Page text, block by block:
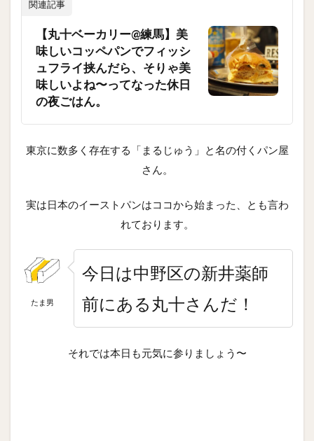
関連記事
【丸十ベーカリー@練馬】美
味しいコッペパンでフィッシ
ュフライ挟んだら、そりゃ美
味しいよね〜ってなった休日
の夜ごはん。
東京に数多く存在する「まるじゅう」と名の付くパン屋
さん。
実は日本のイーストパンはココから始まった、とも言わ
れております。
たま男
今日は中野区の新井薬師
前にある丸十さんだ！
それでは本日も元気に参りましょう〜